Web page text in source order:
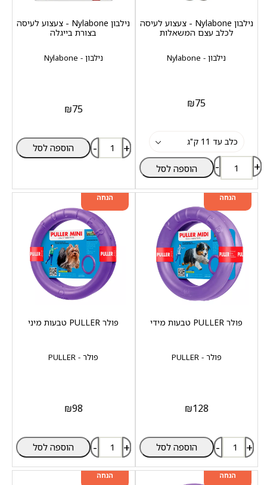
נילבון - Nylabone
נילבון Nylabone - צעצוע לעיסה
לכלב עצם המשאלות
₪75
- + הוספה לסל
נילבון - Nylabone
נילבון Nylabone - צעצוע לעיסה
בצורת בייגלה
₪75
- + הוספה לסל
מוצר שני ב-20%
הנחה
פולר - PULLER
פולר PULLER טבעות מידי
₪128
- + הוספה לסל
מוצר שני ב-20%
הנחה
פולר - PULLER
פולר PULLER טבעות מיני
₪98
- + הוספה לסל
מוצר שני ב-20%
הנחה
מוצר שני ב-20%
הנחה